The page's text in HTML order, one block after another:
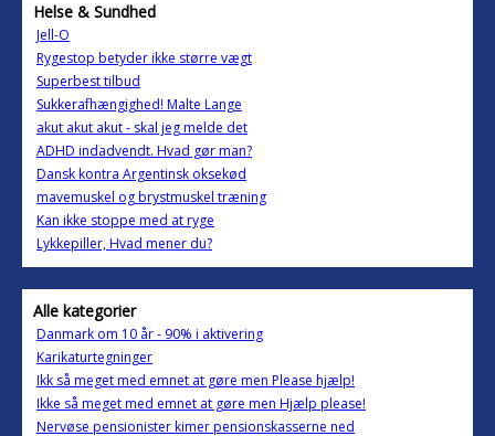
Helse & Sundhed
Jell-O
Rygestop betyder ikke større vægt
Superbest tilbud
Sukkerafhængighed! Malte Lange
akut akut akut - skal jeg melde det
ADHD indadvendt. Hvad gør man?
Dansk kontra Argentinsk oksekød
mavemuskel og brystmuskel træning
Kan ikke stoppe med at ryge
Lykkepiller, Hvad mener du?
Alle kategorier
Danmark om 10 år - 90% i aktivering
Karikaturtegninger
Ikk så meget med emnet at gøre men Please hjælp!
Ikke så meget med emnet at gøre men Hjælp please!
Nervøse pensionister kimer pensionskasserne ned